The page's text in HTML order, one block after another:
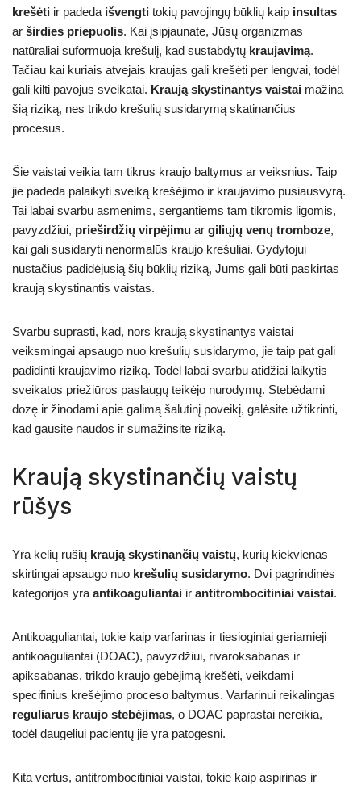
krešėti ir padeda išvengti tokių pavojingų būklių kaip insultas
ar širdies priepuolis. Kai įsipjaunate, Jūsų organizmas
natūraliai suformuoja krešulį, kad sustabdytų kraujavimą.
Tačiau kai kuriais atvejais kraujas gali krešėti per lengvai, todėl
gali kilti pavojus sveikatai. Kraują skystinantys vaistai mažina
šią riziką, nes trikdo krešulių susidarymą skatinančius
procesus.
Šie vaistai veikia tam tikrus kraujo baltymus ar veiksnius. Taip
jie padeda palaikyti sveiką krešėjimo ir kraujavimo pusiausvyrą.
Tai labai svarbu asmenims, sergantiems tam tikromis ligomis,
pavyzdžiui, prieširdžių virpėjimu ar giliųjų venų tromboze,
kai gali susidaryti nenormalūs kraujo krešuliai. Gydytojui
nustačius padidėjusią šių būklių riziką, Jums gali būti paskirtas
kraują skystinantis vaistas.
Svarbu suprasti, kad, nors kraują skystinantys vaistai
veiksmingai apsaugo nuo krešulių susidarymo, jie taip pat gali
padidinti kraujavimo riziką. Todėl labai svarbu atidžiai laikytis
sveikatos priežiūros paslaugų teikėjo nurodymų. Stebėdami
dozę ir žinodami apie galimą šalutinį poveikį, galėsite užtikrinti,
kad gausite naudos ir sumažinsite riziką.
Kraują skystinančių vaistų
rūšys
Yra kelių rūšių kraują skystinančių vaistų, kurių kiekvienas
skirtingai apsaugo nuo krešulių susidarymo. Dvi pagrindinės
kategorijos yra antikoaguliantai ir antitrombocitiniai vaistai.
Antikoaguliantai, tokie kaip varfarinas ir tiesioginiai geriamieji
antikoaguliantai (DOAC), pavyzdžiui, rivaroksabanas ir
apiksabanas, trikdo kraujo gebėjimą krešėti, veikdami
specifinius krešėjimo proceso baltymus. Varfarinui reikalingas
reguliarus kraujo stebėjimas, o DOAC paprastai nereikia,
todėl daugeliui pacientų jie yra patogesni.
Kita vertus, antitrombocitiniai vaistai, tokie kaip aspirinas ir